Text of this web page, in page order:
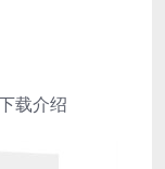
载介绍